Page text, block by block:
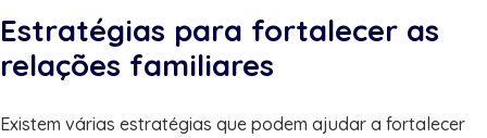
Estratégias para fortalecer as
relações familiares
Existem várias estratégias que podem ajudar a fortalecer